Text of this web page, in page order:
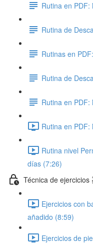
Rutina en PDF:
Rutina de
Rutinas en
Rutina de
Rutina en PDF:
Rutina en PDF:
Rutina nivel
días (7:26)
Técnica de ejercicios
Ejercicios con
añadido (8:59)
Ejercicios de